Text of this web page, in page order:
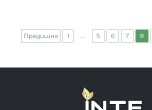
Предишна 1 5 6 7 8